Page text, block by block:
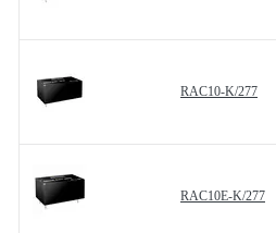
RAC10-K/277
RAC10E-K/277